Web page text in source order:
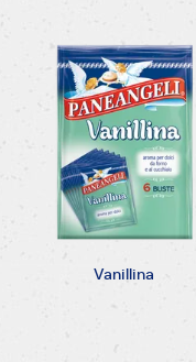
Vanillina